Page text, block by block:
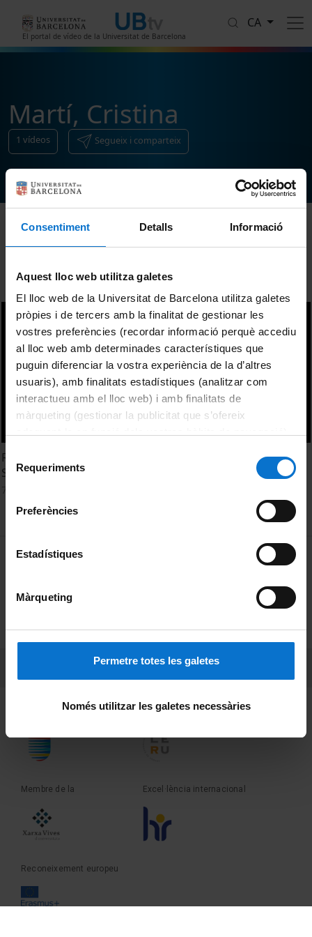
Consentiment Detalls Informació
Aquest lloc web utilitza galetes
El lloc web de la Universitat de Barcelona utilitza galetes
pròpies i de tercers amb la finalitat de gestionar les
vostres preferències (recordar informació perquè accediu
al lloc web amb determinades característiques que
puguin diferenciar la vostra experiència de la d’altres
usuaris), amb finalitats estadístiques (analitzar com
interactueu amb el lloc web) i amb finalitats de
màrqueting (gestionar la publicitat que s’ofereix
consultar laPolítica de galetes del lloc web de la
Selecció
de Requeriments
Preferències
Estadístiques
Màrqueting
Permetre totes les galetes
Només utilitzar les galetes necessàries
El portal de vídeo de la Universitat de Barcelona
CA
Martí, Cristina
1 vídeos Segueix i comparteix
Ordenar
Restauració d'un tremp i un fresc del segle XVIII. Palau
Savassona i Palau Palmerola
MENÚ PEU 1
Privadesa i termes
Sobre UBtv
Fundadora de la Membre de la
Membre de la Excel·lència internacional
Reconeixement europeu